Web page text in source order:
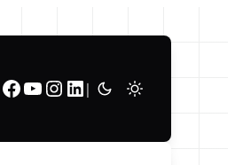
Facebook Youtube Instagram LinkedIn |